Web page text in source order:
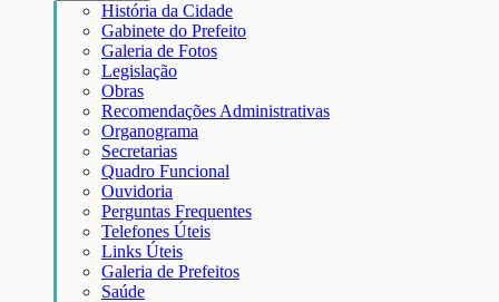
História da Cidade
Gabinete do Prefeito
Galeria de Fotos
Legislação
Obras
Recomendações Administrativas
Organograma
Secretarias
Quadro Funcional
Ouvidoria
Perguntas Frequentes
Telefones Úteis
Links Úteis
Galeria de Prefeitos
Saúde